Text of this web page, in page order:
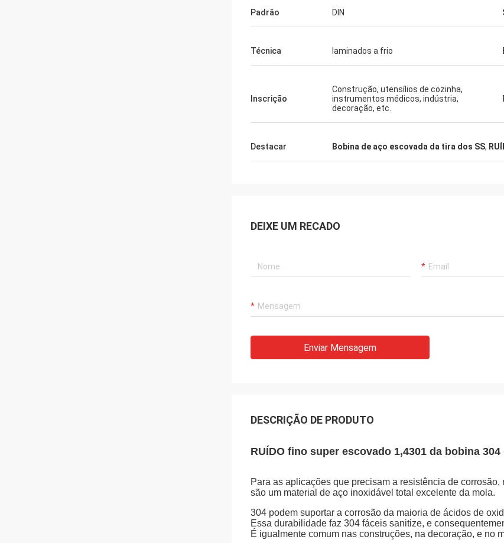
Padrão DIN
Técnica laminados a frio
Inscrição
Construção, utensílios de cozinha,
instrumentos médicos, indústria,
decoração, etc.
Destacar Bobina de aço escovada da tira dos SS,
DEIXE UM RECADO
Enviar Mensagem
DESCRIÇÃO DE PRODUTO
RUÍDO fino super escovado 1,4301 da bobina
Para as aplicações que precisam a resistência de
são um material de aço inoxidável total excelente da mola.
304 podem suportar a corrosão da maioria de ácidos de
Essa durabilidade faz 304 fáceis sanitize, e
É igualmente comum nas construções, na decoração, e no